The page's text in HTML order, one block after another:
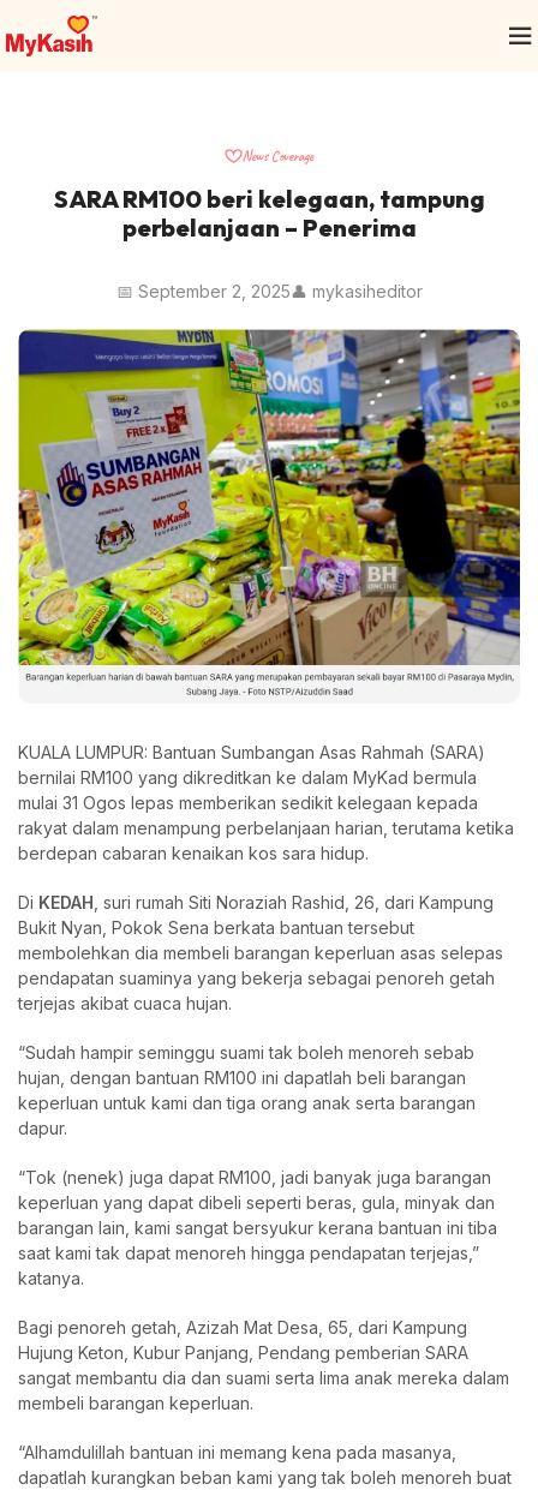
News Coverage
SARA RM100 beri kelegaan, tampung
perbelanjaan – Penerima
📅 September 2, 2025👤 mykasiheditor
KUALA LUMPUR: Bantuan Sumbangan Asas Rahmah (SARA)
bernilai RM100 yang dikreditkan ke dalam MyKad bermula
mulai 31 Ogos lepas memberikan sedikit kelegaan kepada
rakyat dalam menampung perbelanjaan harian, terutama ketika
berdepan cabaran kenaikan kos sara hidup.
Di KEDAH , suri rumah Siti Noraziah Rashid, 26, dari Kampung
Bukit Nyan, Pokok Sena berkata bantuan tersebut
membolehkan dia membeli barangan keperluan asas selepas
pendapatan suaminya yang bekerja sebagai penoreh getah
terjejas akibat cuaca hujan.
“Sudah hampir seminggu suami tak boleh menoreh sebab
hujan, dengan bantuan RM100 ini dapatlah beli barangan
keperluan untuk kami dan tiga orang anak serta barangan
dapur.
“Tok (nenek) juga dapat RM100, jadi banyak juga barangan
keperluan yang dapat dibeli seperti beras, gula, minyak dan
barangan lain, kami sangat bersyukur kerana bantuan ini tiba
saat kami tak dapat menoreh hingga pendapatan terjejas,”
katanya.
Bagi penoreh getah, Azizah Mat Desa, 65, dari Kampung
Hujung Keton, Kubur Panjang, Pendang pemberian SARA
sangat membantu dia dan suami serta lima anak mereka dalam
membeli barangan keperluan.
“Alhamdulillah bantuan ini memang kena pada masanya,
dapatlah kurangkan beban kami yang tak boleh menoreh buat